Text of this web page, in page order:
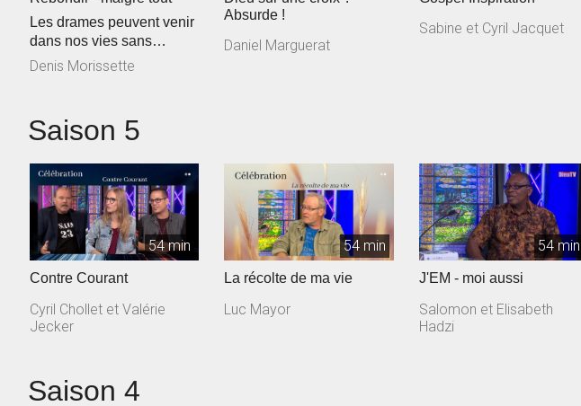
Les drames peuvent venir
dans nos vies sans
s’annoncer au préalable.
Denis Morissette
Absurde !
Daniel Marguerat
Sabine et Cyril Jacquet
Saison 5
54 min
Contre Courant
Cyril Chollet et Valérie
Jecker
54 min
La récolte de ma vie
Luc Mayor
54 min
J'EM - moi aussi
Salomon et Elisabeth
Hadzi
Saison 4